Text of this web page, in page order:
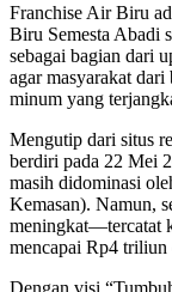
Franchise Air Biru
Biru Semesta Abadi
sebagai bagian dari
agar masyarakat dari
minum yang
Mengutip dari situs
berdiri pada 22 Mei
masih didominasi
Kemasan). Namun,
meningkat—tercatat
mencapai Rp4
Dengan visi